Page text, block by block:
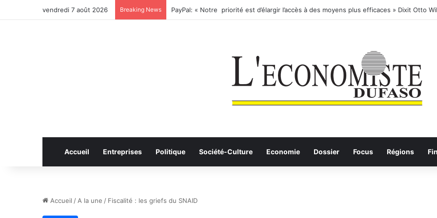
vendredi 7 août 2026 Breaking News
Accueil Entreprises Politique Société-Culture Economie Dossier Focus Régions
Accueil / A la une / Fiscalité : les griefs du SNAID